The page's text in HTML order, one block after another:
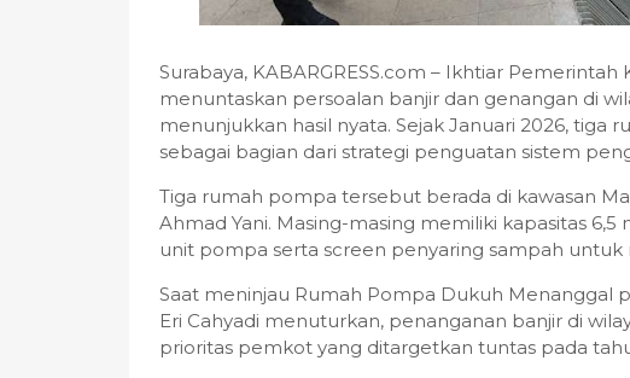
Surabaya, KABARGRESS.com – Ikhtiar
menuntaskan persoalan banjir dan genangan di
menunjukkan hasil nyata. Sejak Januari 2026,
sebagai bagian dari strategi penguatan sistem
Tiga rumah pompa tersebut berada di kawasan
Ahmad Yani. Masing-masing memiliki kapasitas
unit pompa serta screen penyaring sampah
Saat meninjau Rumah Pompa Dukuh Menanggal
Eri Cahyadi menuturkan, penanganan banjir di
prioritas pemkot yang ditargetkan tuntas pada